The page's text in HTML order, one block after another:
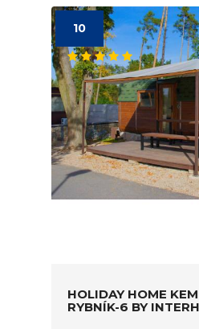
10
HOLIDAY HOME
RYBNÍK-6 BY